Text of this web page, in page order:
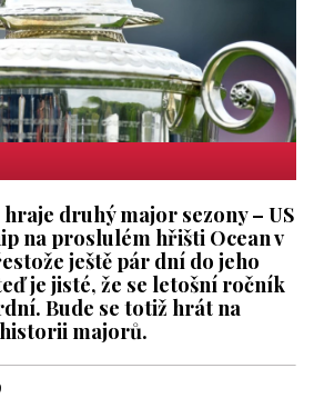
druhý major sezony – US
na proslulém hřišti Ocean v
ještě pár dní do jeho
je jisté, že se letošní ročník
Bude se totiž hrát na
majorů.